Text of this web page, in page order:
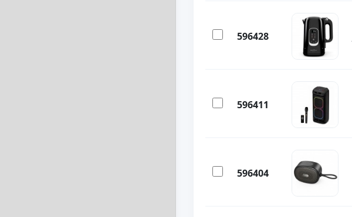
596428
596411
596404